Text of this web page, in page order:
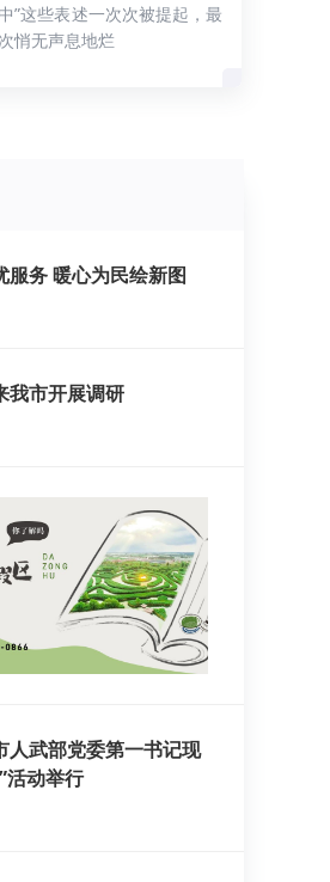
”这些表述一次次被提起，最
悄无声息地烂
服务 暖心为民绘新图
我市开展调研
人武部党委第一书记现
活动举行